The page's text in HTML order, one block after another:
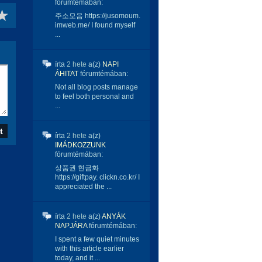
fórumtémában:
주소모음 https://jusomoum.
imweb.me/ I found myself
...
írta 2 hete a(z) NAPI
ÁHITAT fórumtémában:
Not all blog posts manage
to feel both personal and
...
írta 2 hete a(z)
IMÁDKOZZUNK
fórumtémában:
상품권 현금화
https://giftpay. clickn.co.kr/ I
appreciated the ...
írta 2 hete a(z)ANYÁK
NAPJÁRAfórumtémában:
I spent a few quiet minutes
with this article earlier
today, and it ...